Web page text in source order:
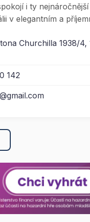
i ty
v elegantním a
Churchilla 1938/4,
142